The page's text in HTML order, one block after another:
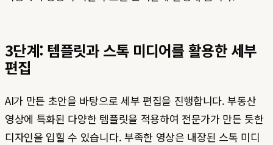
3단계: 템플릿과 스톡 미디어를 활용한 세부
편집
AI가 만든 초안을 바탕으로 세부 편집을 진행합니다. 부동산
영상에 특화된 다양한 템플릿을 적용하여 전문가가 만든 듯한
디자인을 입힐 수 있습니다. 부족한 영상은 내장된 스톡 미디